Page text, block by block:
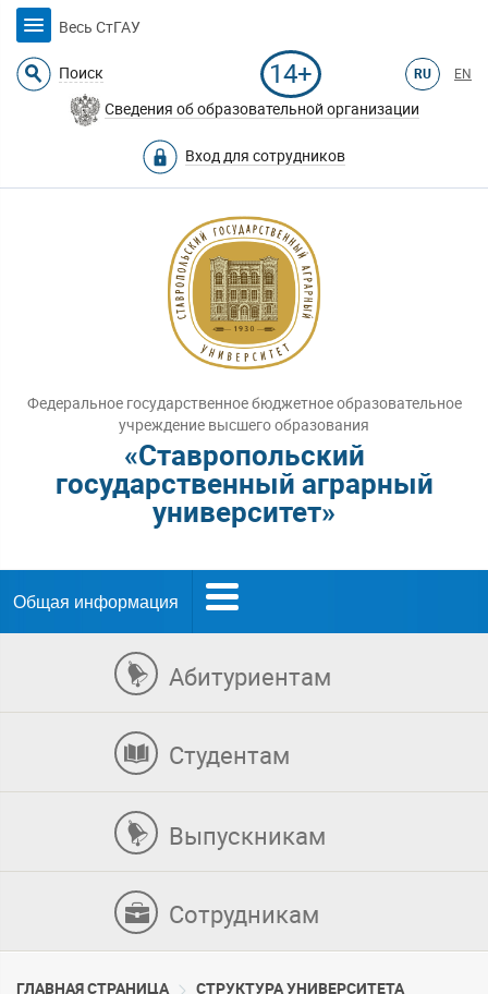
Весь СтГАУ
Поиск 14+ RU EN
Сведения об образовательной организации
Вход для сотрудников
Федеральное государственное бюджетное образовательное
учреждение высшего образования
«Ставропольский
государственный аграрный
университет»
Общая информация
Абитуриентам
Студентам
Выпускникам
Сотрудникам
ГЛАВНАЯ СТРАНИЦА CТРУКТУРА УНИВЕРСИТЕТА